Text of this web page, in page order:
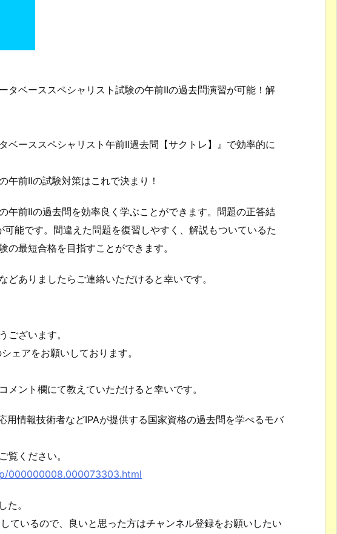
タベーススペシャリスト試験の午前IIの過去問演習が可能！解
ベーススペシャリスト午前II過去問【サクトレ】』で効率的に
午前IIの試験対策はこれで決まり！
午前IIの過去問を効率良く学ぶことができます。問題の正答結
能です。間違えた問題を復習しやすく、解説もついているた
最短合格を目指すことができます。
どありましたらご連絡いただけると幸いです。
ございます。
ェアをお願いしております。
メント欄にて教えていただけると幸いです。
用情報技術者などIPAが提供する国家資格の過去問を学べるモバ
覧ください。
000000008.000073303.html
。
ているので、良いと思った方はチャンネル登録をお願いしたい